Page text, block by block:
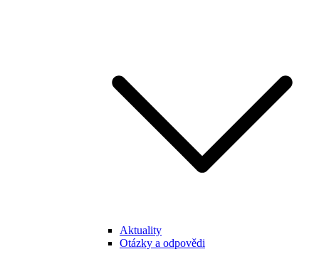
Aktuality
Otázky a odpovědi